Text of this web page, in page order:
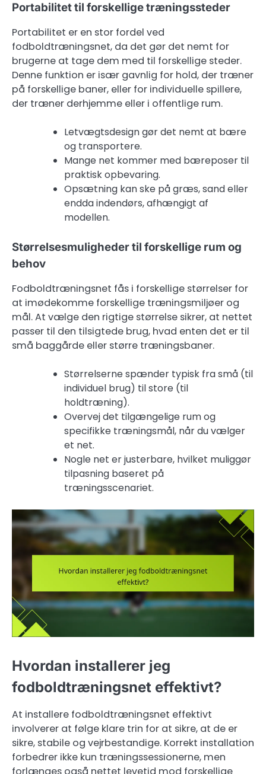
Portabilitet til forskellige træningssteder
Portabilitet er en stor fordel ved
fodboldtræningsnet, da det gør det nemt for
brugerne at tage dem med til forskellige steder.
Denne funktion er især gavnlig for hold, der træner
på forskellige baner, eller for individuelle spillere,
der træner derhjemme eller i offentlige rum.
Letvægtsdesign gør det nemt at bære
og transportere.
Mange net kommer med bæreposer til
praktisk opbevaring.
Opsætning kan ske på græs, sand eller
endda indendørs, afhængigt af
modellen.
Størrelsesmuligheder til forskellige rum og
behov
Fodboldtræningsnet fås i forskellige størrelser for
at imødekomme forskellige træningsmiljøer og
mål. At vælge den rigtige størrelse sikrer, at nettet
passer til den tilsigtede brug, hvad enten det er til
små baggårde eller større træningsbaner.
Størrelserne spænder typisk fra små (til
individuel brug) til store (til
holdtræning).
Overvej det tilgængelige rum og
specifikke træningsmål, når du vælger
et net.
Nogle net er justerbare, hvilket muliggør
tilpasning baseret på
træningsscenariet.
Hvordan installerer jeg
fodboldtræningsnet effektivt?
At installere fodboldtræningsnet effektivt
involverer at følge klare trin for at sikre, at de er
sikre, stabile og vejrbestandige. Korrekt installation
forbedrer ikke kun træningssessionerne, men
forlænges også nettet levetid mod forskellige